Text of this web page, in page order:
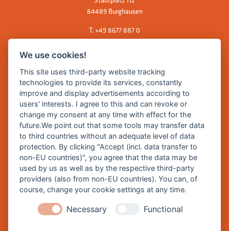
84489 Burghausen
T. +49 8677 887 0
E Mail:
Zentrale Webseite der Stadt Burghausen:
www.burghausen.de
Burghausen in leichter Sprache
So funktioniert burghausen.de
Inhalte von burghausen.de
We use cookies!
This site uses third-party website tracking
technologies to provide its services, constantly
improve and display advertisements according to
users' interests. I agree to this and can revoke or
change my consent at any time with effect for the
future.We point out that some tools may transfer data
to third countries without an adequate level of data
protection. By clicking "Accept (incl. data transfer to
non-EU countries)", you agree that the data may be
used by us as well as by the respective third-party
providers (also from non-EU countries). You can, of
course, change your cookie settings at any time.
Necessary Functional